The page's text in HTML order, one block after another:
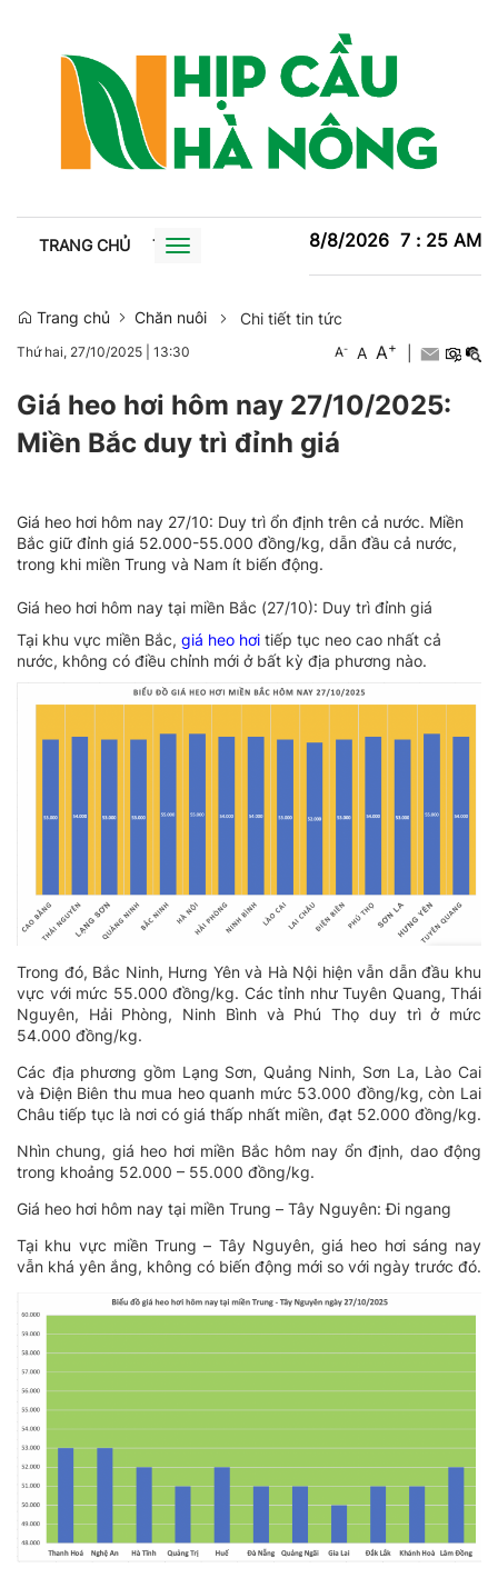
8/8/2026 7 : 25 AM
TRANG CHỦ TIN TỨC TRỒNG TRỌT CHĂN NUÔI
Toggle
Trang chủ Chăn nuôi Chi tiết tin tức
Thứ hai, 27/10/2025 13:30 A- A A+
Giá heo hơi hôm nay 27/10/2025:
Miền Bắc duy trì đỉnh giá
Giá heo hơi hôm nay 27/10: Duy trì ổn định trên cả nước. Miền
Bắc giữ đỉnh giá 52.000-55.000 đồng/kg, dẫn đầu cả nước,
trong khi miền Trung và Nam ít biến động.
Giá heo hơi hôm nay tại miền Bắc (27/10): Duy trì đỉnh giá
Tại khu vực miền Bắc, giá heo hơi tiếp tục neo cao nhất cả
nước, không có điều chỉnh mới ở bất kỳ địa phương nào.
Trong đó, Bắc Ninh, Hưng Yên và Hà Nội hiện vẫn dẫn đầu khu
vực với mức 55.000 đồng/kg. Các tỉnh như Tuyên Quang, Thái
Nguyên, Hải Phòng, Ninh Bình và Phú Thọ duy trì ở mức
54.000 đồng/kg.
Các địa phương gồm Lạng Sơn, Quảng Ninh, Sơn La, Lào Cai
và Điện Biên thu mua heo quanh mức 53.000 đồng/kg, còn Lai
Châu tiếp tục là nơi có giá thấp nhất miền, đạt 52.000 đồng/kg.
Nhìn chung, giá heo hơi miền Bắc hôm nay ổn định, dao động
trong khoảng 52.000 – 55.000 đồng/kg.
Giá heo hơi hôm nay tại miền Trung – Tây Nguyên: Đi ngang
Tại khu vực miền Trung – Tây Nguyên, giá heo hơi sáng nay
vẫn khá yên ắng, không có biến động mới so với ngày trước đó.